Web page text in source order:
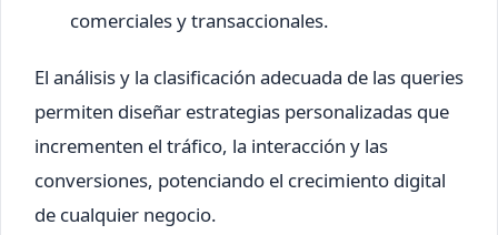
comerciales y transaccionales.
El análisis y la clasificación adecuada de las queries
permiten diseñar estrategias personalizadas que
incrementen el tráfico, la interacción y las
conversiones, potenciando el crecimiento digital
de cualquier negocio.